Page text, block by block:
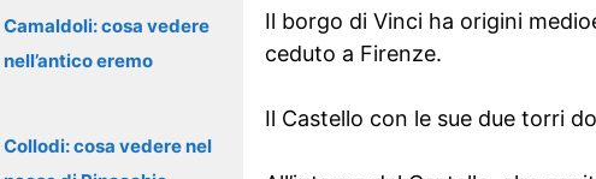
Il borgo di Vinci ha origini
ceduto a Firenze.
Il Castello con le sue due torri
Camaldoli: cosa vedere
nell’antico eremo
Collodi: cosa vedere nel